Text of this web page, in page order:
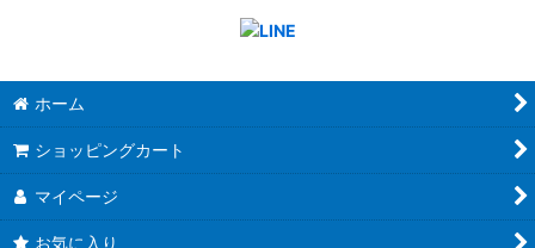
ホーム
ショッピングカート
マイページ
お気に入り